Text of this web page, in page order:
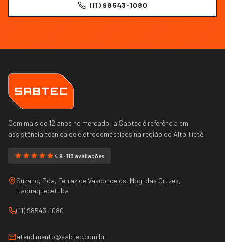
(11) 98543-1080
Com mais de 12 anos no mercado, a Sabtec é referência em
assistência técnica de eletrodomésticos na região do Alto Tietê.
4.9 · 113 avaliações
Suzano, Poá, Ferraz de Vasconcelos, Mogi das Cruzes,
Itaquaquecetuba
(11) 98543-1080
atendimento@sabtec.com.br